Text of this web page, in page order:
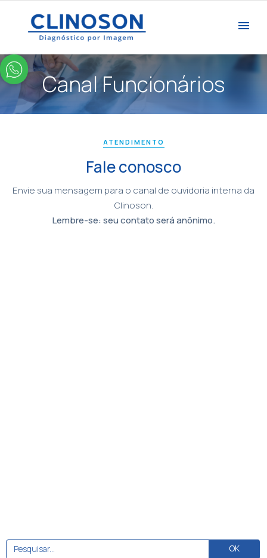
Canal Funcionários
ATENDIMENTO
Fale conosco
Envie sua mensagem para o canal de ouvidoria interna da
Clinoson.
Lembre-se: seu contato será anônimo.